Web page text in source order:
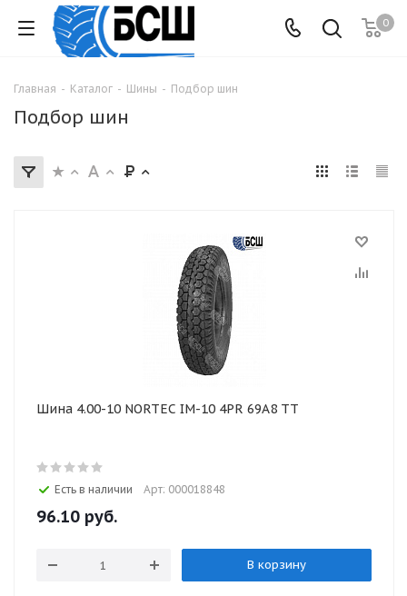
0
Главная - Каталог - Шины - Подбор шин
Подбор шин
Шина 4.00-10 NORTEC IM-10 4PR 69A8 TT
Есть в наличии Арт: 000018848
96.10 руб.
В корзину